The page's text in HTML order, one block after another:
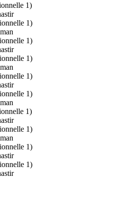
1)
1)
1)
1)
1)
1)
1)
1)
1)
1)